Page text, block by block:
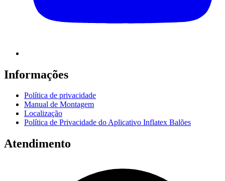
Informações
Política de privacidade
Manual de Montagem
Localização
Política de Privacidade do Aplicativo Inflatex Balões
Atendimento